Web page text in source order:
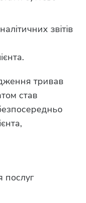
звітів
тривав
став
послуг